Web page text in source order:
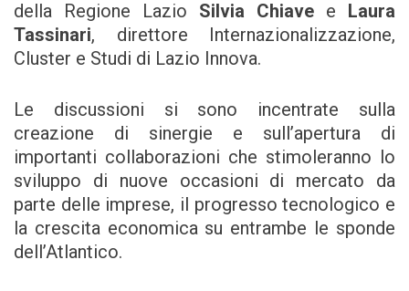
della Regione Lazio Silvia Chiave e Laura
Tassinari, direttore Internazionalizzazione,
Cluster e Studi di Lazio Innova.
Le discussioni si sono incentrate sulla
creazione di sinergie e sull’apertura di
importanti collaborazioni che stimoleranno lo
sviluppo di nuove occasioni di mercato da
parte delle imprese, il progresso tecnologico e
la crescita economica su entrambe le sponde
dell’Atlantico.